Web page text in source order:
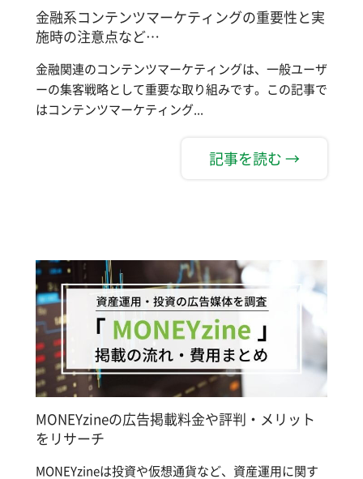
金融系コンテンツマーケティングの重要性と実
施時の注意点など…
金融関連のコンテンツマーケティングは、一般ユーザ
ーの集客戦略として重要な取り組みです。この記事で
はコンテンツマーケティング...
記事を読む →
MONEYzineの広告掲載料金や評判・メリット
をリサーチ
MONEYzineは投資や仮想通貨など、資産運用に関す